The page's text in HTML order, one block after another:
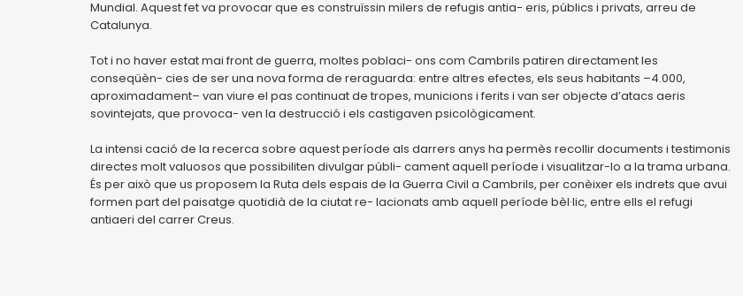
Mundial. Aquest fet va provocar que es construïssin milers de refugis antia- eris, públics i privats, arreu de
Catalunya.
Tot i no haver estat mai front de guerra, moltes poblaci- ons com Cambrils patiren directament les
conseqüèn- cies de ser una nova forma de reraguarda: entre altres efectes, els seus habitants –4.000,
aproximadament– van viure el pas continuat de tropes, municions i ferits i van ser objecte d’atacs aeris
sovintejats, que provoca- ven la destrucció i els castigaven psicològicament.
La intensi cació de la recerca sobre aquest període als darrers anys ha permès recollir documents i testimonis
directes molt valuosos que possibiliten divulgar públi- cament aquell període i visualitzar-lo a la trama urbana.
És per això que us proposem la Ruta dels espais de la Guerra Civil a Cambrils, per conèixer els indrets que avui
formen part del paisatge quotidià de la ciutat re- lacionats amb aquell període bèl·lic, entre ells el refugi
antiaeri del carrer Creus.